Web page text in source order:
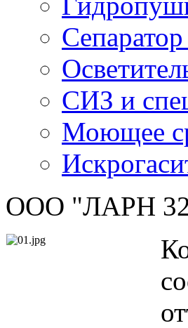
СИЗ и
Моющее
ООО "ЛАРН